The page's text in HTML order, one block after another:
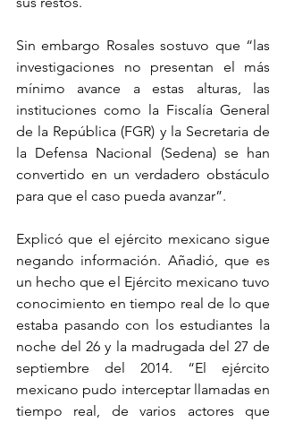
Sin embargo Rosales sostuvo que “las
investigaciones no presentan el más
mínimo avance a estas alturas, las
instituciones como la Fiscalía General
de la República (FGR) y la Secretaria de
la Defensa Nacional (Sedena) se han
convertido en un verdadero obstáculo
para que el caso pueda avanzar”.
Explicó que el ejército mexicano sigue
negando información. Añadió, que es
un hecho que el Ejército mexicano tuvo
conocimiento en tiempo real de lo que
estaba pasando con los estudiantes la
noche del 26 y la madrugada del 27 de
septiembre del 2014. “El ejército
mexicano pudo interceptar llamadas en
tiempo real, de varios actores que